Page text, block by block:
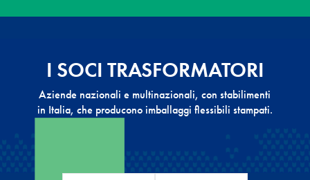
I SOCI TRASFORMATORI
Aziende nazionali e multinazionali, con stabilimenti
in Italia, che producono imballaggi flessibili stampati.